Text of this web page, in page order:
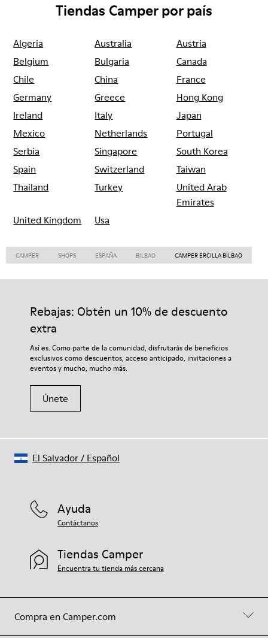
Tiendas Camper por país
Algeria Australia
Austria
Belgium
Bulgaria
Canada
Chile
China
France
Germany
Greece
Hong Kong
Ireland
Italy
Japan
Mexico
Netherlands
Portugal
Serbia
Singapore
South Korea
Spain
Switzerland
Taiwan
Thailand
Turkey
United Arab
Emirates
United Kingdom
Usa
CAMPER SHOPS ESPAÑA BILBAO CAMPER ERCILLA BILBAO
Rebajas: Obtén un 10% de descuento
extra
Así es. Como parte de la comunidad, disfrutarás de beneficios
exclusivos como descuentos, acceso anticipado, invitaciones a
eventos y mucho, mucho más.
Únete
Compra en Camper.com
Ayuda
Contáctanos
Tiendas Camper
Encuentra tu tienda más cercana
El Salvador/ Español